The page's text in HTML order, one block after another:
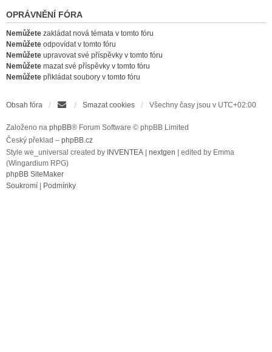
OPRÁVNĚNÍ FÓRA
Nemůžete zakládat nová témata v tomto fóru
Nemůžete odpovídat v tomto fóru
Nemůžete upravovat své příspěvky v tomto fóru
Nemůžete mazat své příspěvky v tomto fóru
Nemůžete přikládat soubory v tomto fóru
Obsah fóra Smazat cookies Všechny časy jsou v UTC+02:00
Založeno na phpBB® Forum Software © phpBB Limited
Český překlad – phpBB.cz
Style we_universal created by INVENTEA nextgen | edited by Emma
(Wingardium RPG)
phpBB SiteMaker
Soukromí
Podmínky